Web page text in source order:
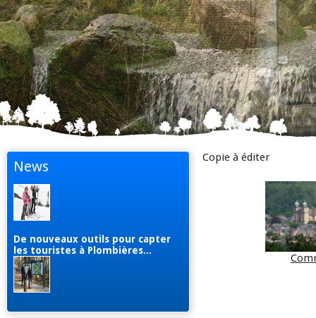
News
De nouveaux outils pour capter
les touristes à Plombières...
Copie à éditer